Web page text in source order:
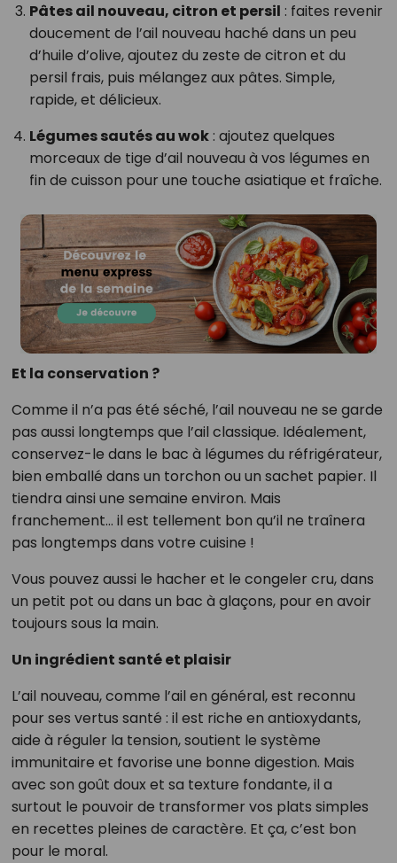
Pâtes ail nouveau, citron et persil : faites revenir
doucement de l’ail nouveau haché dans un peu
d’huile d’olive, ajoutez du zeste de citron et du
persil frais, puis mélangez aux pâtes. Simple,
rapide, et délicieux.
Légumes sautés au wok: ajoutez quelques
morceaux de tige d’ail nouveau à vos légumes en
fin de cuisson pour une touche asiatique et fraîche.
Et la conservation ?
Comme il n’a pas été séché, l’ail nouveau ne se garde
pas aussi longtemps que l’ail classique. Idéalement,
conservez-le dans le bac à légumes du réfrigérateur,
bien emballé dans un torchon ou un sachet papier. Il
tiendra ainsi une semaine environ. Mais
franchement… il est tellement bon qu’il ne traînera
pas longtemps dans votre cuisine !
Vous pouvez aussi le hacher et le congeler cru, dans
un petit pot ou dans un bac à glaçons, pour en avoir
toujours sous la main.
Un ingrédient santé et plaisir
L’ail nouveau, comme l’ail en général, est reconnu
pour ses vertus santé : il est riche en antioxydants,
aide à réguler la tension, soutient le système
immunitaire et favorise une bonne digestion. Mais
avec son goût doux et sa texture fondante, il a
surtout le pouvoir de transformer vos plats simples
en recettes pleines de caractère. Et ça, c’est bon
pour le moral.